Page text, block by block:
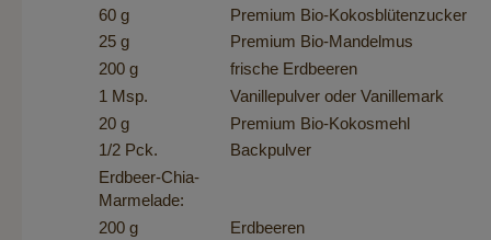
60 g
Premium Bio-Kokosblütenzucker
25 g
Premium Bio-Mandelmus
200 g
frische Erdbeeren
1 Msp.
Vanillepulver oder Vanillemark
20 g
Premium Bio-Kokosmehl
1/2 Pck.
Backpulver
Erdbeer-Chia-
Marmelade:
200 g
Erdbeeren